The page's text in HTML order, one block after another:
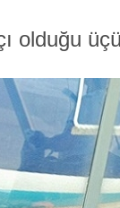
olduğu